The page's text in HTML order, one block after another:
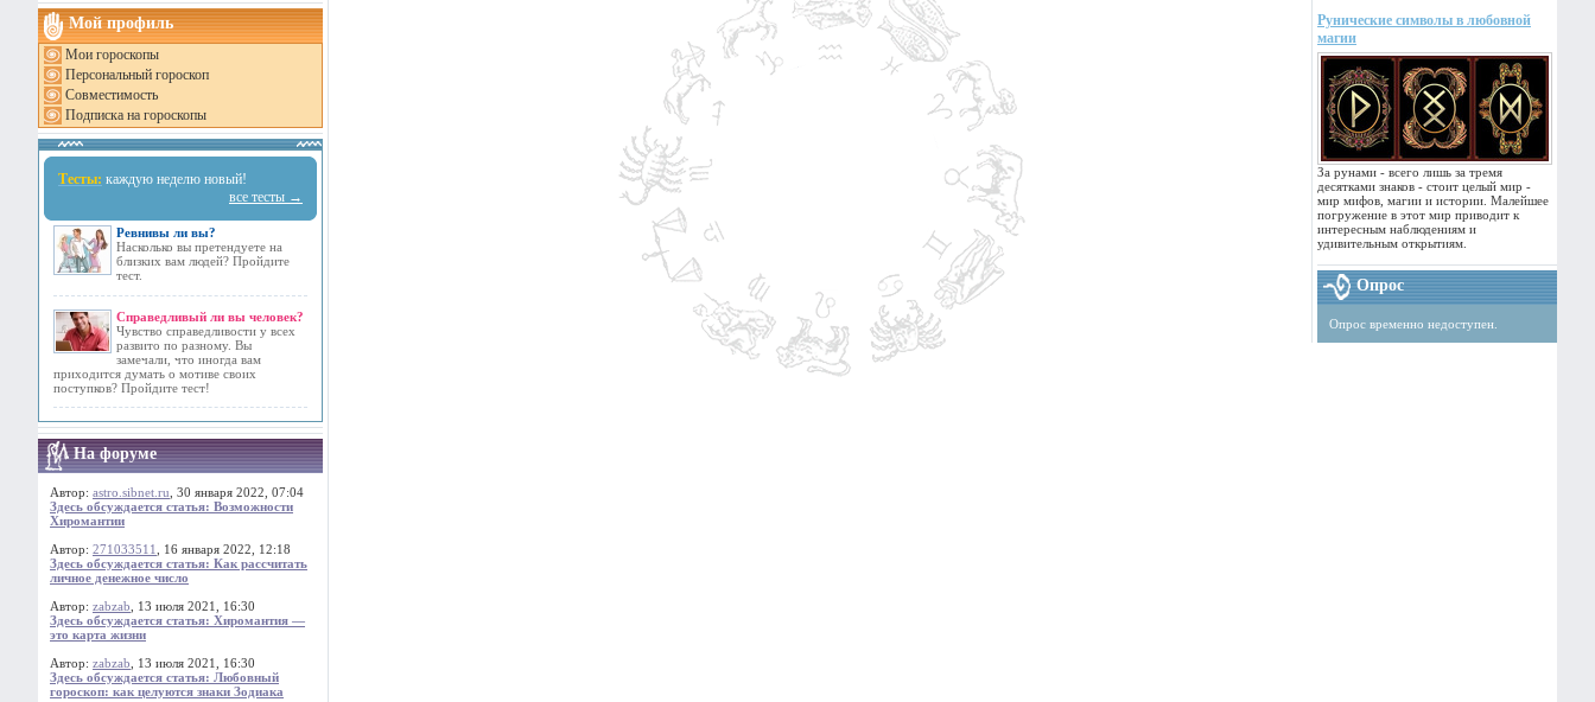
Мой профиль
Мои гороскопы
Персональный гороскоп
Совместимость
Подписка на гороскопы
Тесты: каждую неделю новый!
все тесты →
Ревнивы ли вы?
Насколько вы претендуете на
близких вам людей? Пройдите
тест.
Справедливый ли вы человек?
Чувство справедливости у всех
развито по разному. Вы
замечали, что иногда вам
приходится думать о мотиве своих
поступков? Пройдите тест!
На форуме
Автор: astro.sibnet.ru , 30 января 2022, 07:04
Здесь обсуждается статья: Возможности
Хиромантии
Автор: 271033511
, 16 января 2022, 12:18
Здесь обсуждается статья: Как рассчитать
личное денежное число
Автор: zabzab , 13 июля 2021, 16:30
Здесь обсуждается статья: Хиромантия —
это карта жизни
Автор: zabzab , 13 июля 2021, 16:30
Здесь обсуждается статья: Любовный
гороскоп: как целуются знаки Зодиака
Рунические символы в любовной
магии
За рунами - всего лишь за тремя
десятками знаков - стоит целый мир -
мир мифов, магии и истории. Малейшее
погружение в этот мир приводит к
интересным наблюдениям и
удивительным открытиям.
Опрос
Опрос временно недоступен.